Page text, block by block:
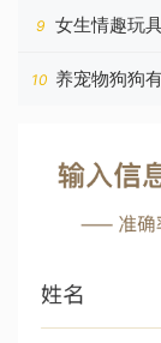
9 女生情趣玩
10 养宠物狗狗